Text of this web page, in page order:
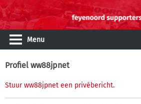
Menu
Profiel ww88jpnet
Stuur ww88jpnet een privébericht.